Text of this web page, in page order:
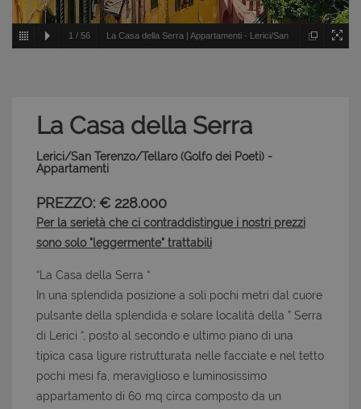
1 / 56 La Casa della Serra | Appartamenti - Lerici/San
La Casa della Serra
Lerici/San Terenzo/Tellaro (Golfo dei Poeti) -
Appartamenti
PREZZO: € 228.000
Per la serietà che ci contraddistingue i nostri prezzi
sono solo "leggermente" trattabili
“La Casa della Serra “
In una splendida posizione a soli pochi metri dal cuore
pulsante della splendida e solare località della ” Serra
di Lerici “, posto al secondo e ultimo piano di una
tipica casa ligure ristrutturata nelle facciate e nel tetto
pochi mesi fa, meraviglioso e luminosissimo
appartamento di 60 mq circa composto da un